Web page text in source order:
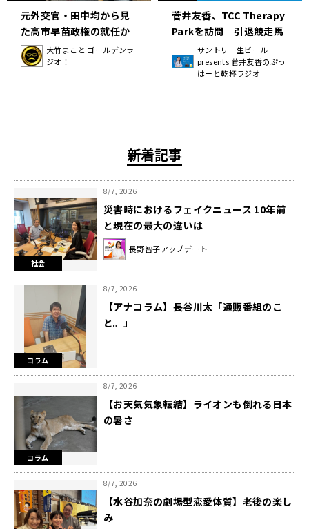
元外交官・田中均から見
た高市早苗政権の就任か
ら現在大竹まこと ゴールデンラ
ジオ！
菅井友香、TCC Therapy
Parkを訪問 引退競走馬
の“第二の馬生”を支える
取り組みに感動！
サントリー生ビール
presents 菅井友香のぷっ
はーと乾杯ラジオ
新着記事
社会
8/7, 2026
災害時におけるフェイクニュース 10年前
と現在の最大の違いは
長野智子アップデート
コラム
8/7, 2026
【アナコラム】長谷川太「通販番組のこ
と。」
コラム
8/7, 2026
【お天気気象転結】ライオンも倒れる日本
の暑さ
8/7, 2026
【水谷加奈の劇場型恋愛体質】老後の楽し
み